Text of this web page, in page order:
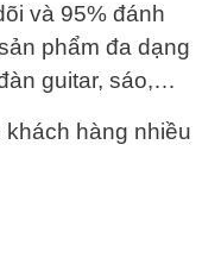
và 95% đánh
phẩm đa dạng
guitar, sáo,…
hàng nhiều